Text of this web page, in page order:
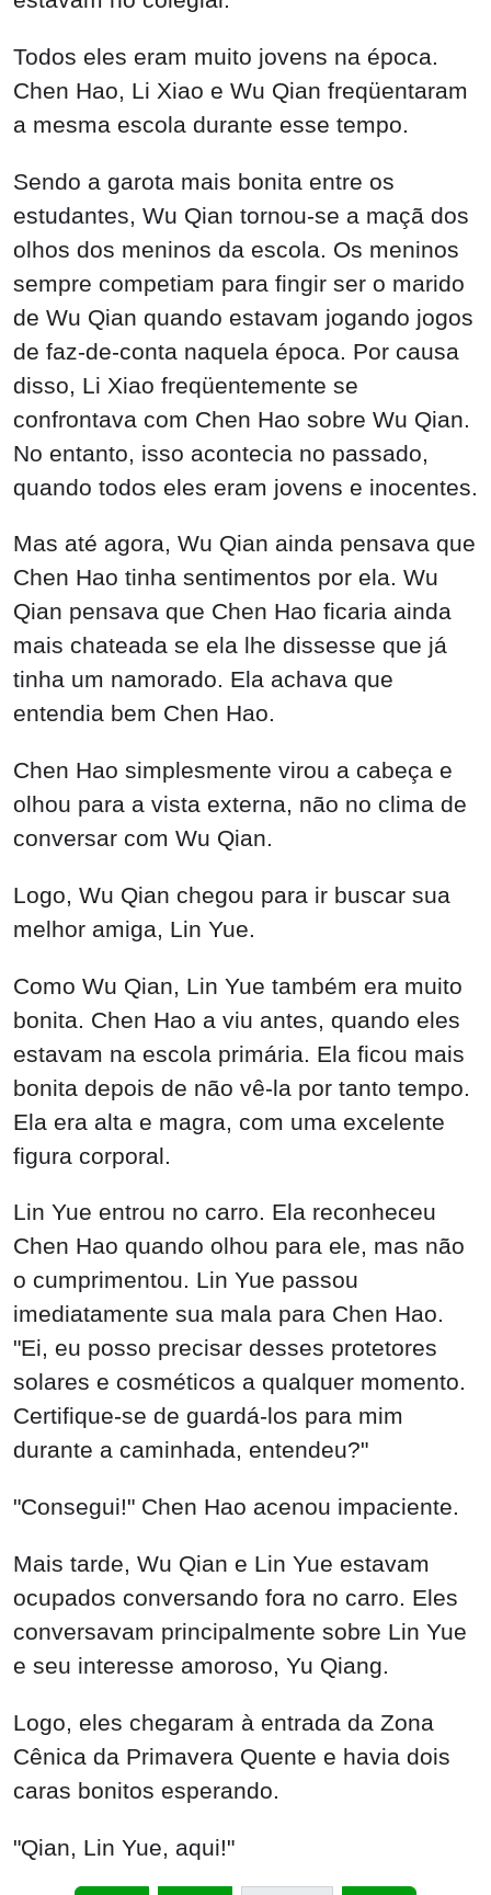
Todos eles eram muito jovens na época.
Chen Hao, Li Xiao e Wu Qian freqüentaram
a mesma escola durante esse tempo.
Sendo a garota mais bonita entre os
estudantes, Wu Qian tornou-se a maçã dos
olhos dos meninos da escola. Os meninos
sempre competiam para fingir ser o marido
de Wu Qian quando estavam jogando jogos
de faz-de-conta naquela época. Por causa
disso, Li Xiao freqüentemente se
confrontava com Chen Hao sobre Wu Qian.
No entanto, isso acontecia no passado,
quando todos eles eram jovens e inocentes.
Mas até agora, Wu Qian ainda pensava que
Chen Hao tinha sentimentos por ela. Wu
Qian pensava que Chen Hao ficaria ainda
mais chateada se ela lhe dissesse que já
tinha um namorado. Ela achava que
entendia bem Chen Hao.
Chen Hao simplesmente virou a cabeça e
olhou para a vista externa, não no clima de
conversar com Wu Qian.
Logo, Wu Qian chegou para ir buscar sua
melhor amiga, Lin Yue.
Como Wu Qian, Lin Yue também era muito
bonita. Chen Hao a viu antes, quando eles
estavam na escola primária. Ela ficou mais
bonita depois de não vê-la por tanto tempo.
Ela era alta e magra, com uma excelente
figura corporal.
Lin Yue entrou no carro. Ela reconheceu
Chen Hao quando olhou para ele, mas não
o cumprimentou. Lin Yue passou
imediatamente sua mala para Chen Hao.
"Ei, eu posso precisar desses protetores
solares e cosméticos a qualquer momento.
Certifique-se de guardá-los para mim
durante a caminhada, entendeu?"
"Consegui!" Chen Hao acenou impaciente.
Mais tarde, Wu Qian e Lin Yue estavam
ocupados conversando fora no carro. Eles
conversavam principalmente sobre Lin Yue
e seu interesse amoroso, Yu Qiang.
Logo, eles chegaram à entrada da Zona
Cênica da Primavera Quente e havia dois
caras bonitos esperando.
"Qian, Lin Yue, aqui!"